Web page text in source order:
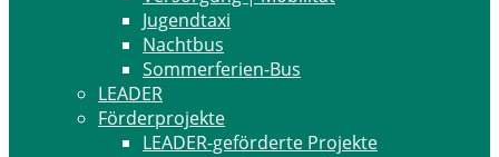
Jugendtaxi
Nachtbus
Sommerferien-Bus
LEADER
Förderprojekte
LEADER-geförderte Projekte